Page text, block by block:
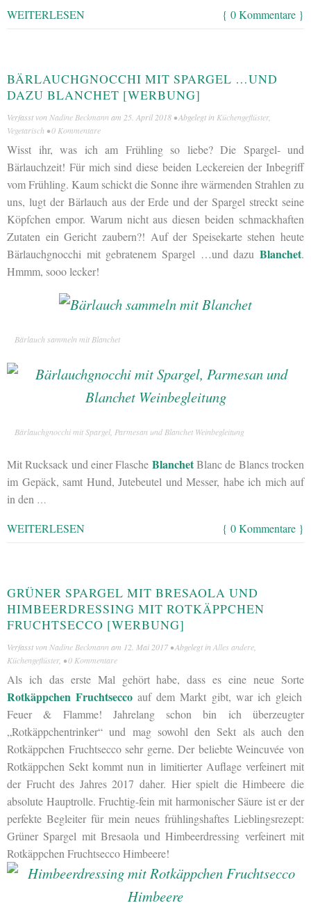
WEITERLESEN { 0 Kommentare }
BÄRLAUCHGNOCCHI MIT SPARGEL …UND
DAZU BLANCHET [WERBUNG]
Verfasst von Nadine Beckmann am 25. April 2018 • Abgelegt in Küchengeflüster,
Vegetarisch •0 Kommentare
Wisst ihr, was ich am Frühling so liebe? Die Spargel- und
Bärlauchzeit! Für mich sind diese beiden Leckereien der Inbegriff
vom Frühling. Kaum schickt die Sonne ihre wärmenden Strahlen zu
uns, lugt der Bärlauch aus der Erde und der Spargel streckt seine
Köpfchen empor. Warum nicht aus diesen beiden schmackhaften
Zutaten ein Gericht zaubern?! Auf der Speisekarte stehen heute
Bärlauchgnocchi mit gebratenem Spargel …und dazu Blanchet.
Hmmm, sooo lecker!
Bärlauch sammeln mit Blanchet
Bärlauchgnocchi mit Spargel, Parmesan und Blanchet Weinbegleitung
Mit Rucksack und einer Flasche Blanchet Blanc de Blancs trocken
im Gepäck, samt Hund, Jutebeutel und Messer, habe ich mich auf
in den …
WEITERLESEN { 0 Kommentare }
GRÜNER SPARGEL MIT BRESAOLA UND
HIMBEERDRESSING MIT ROTKÄPPCHEN
FRUCHTSECCO [WERBUNG]
Verfasst von Nadine Beckmann am 12. Mai 2017 • Abgelegt in Alles andere
Küchengeflüster, •0 Kommentare
Als ich das erste Mal gehört habe, dass es eine neue Sorte
Rotkäppchen Fruchtsecco auf dem Markt gibt, war ich gleich
Feuer & Flamme! Jahrelang schon bin ich überzeugter
„Rotkäppchentrinker“ und mag sowohl den Sekt als auch den
Rotkäppchen Fruchtsecco sehr gerne. Der beliebte Weincuvée von
Rotkäppchen Sekt kommt nun in limitierter Auflage verfeinert mit
der Frucht des Jahres 2017 daher. Hier spielt die Himbeere die
absolute Hauptrolle. Fruchtig-fein mit harmonischer Säure ist er der
perfekte Begleiter für mein neues frühlingshaftes Lieblingsrezept:
Grüner Spargel mit Bresaola und Himbeerdressing verfeinert mit
Rotkäppchen Fruchtsecco Himbeere!